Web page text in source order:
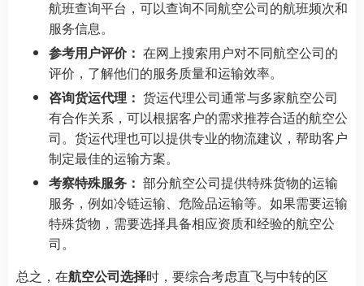
航班查询平台，可以查询不同航空公司的航班频次和
服务信息。
参考用户评价： 在网上搜索用户对不同航空公司的
评价，了解他们的服务质量和运输效率。
咨询货运代理： 货运代理公司通常与多家航空公司
有合作关系，可以根据客户的需求推荐合适的航空公
司。货运代理也可以提供专业的物流建议，帮助客户
制定最佳的运输方案。
考察特殊服务： 部分航空公司提供特殊货物的运输
服务，例如冷链运输、危险品运输等。如果需要运输
特殊货物，需要选择具备相应资质和经验的航空公
司。
总之，在航空公司选择时，要综合考虑直飞与中转的区